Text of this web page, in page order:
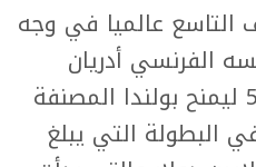
عالميا في وجه
الفرنسي أدريان
مانارينو وفاز 6 - 3 و7 - 5 ليمنح بولندا المصنفة
1 - صفر في البطولة التي يبلغ